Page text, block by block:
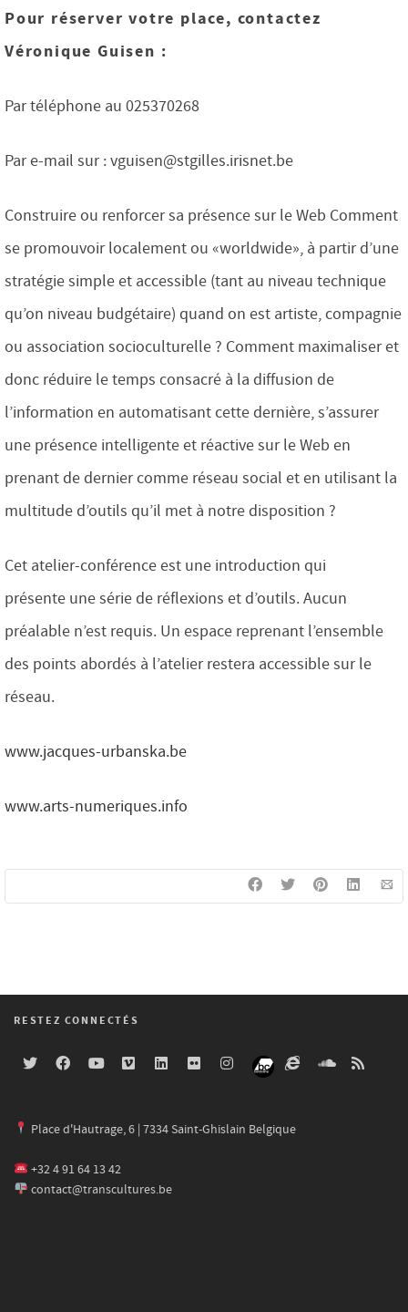
Pour réserver votre place, contactez
Véronique Guisen :
Par téléphone au 025370268
Par e-mail sur : vguisen@stgilles.irisnet.be
Construire ou renforcer sa présence sur le Web Comment
se promouvoir localement ou «worldwide», à partir d’une
stratégie simple et accessible (tant au niveau technique
qu’on niveau budgétaire) quand on est artiste, compagnie
ou association socioculturelle ? Comment maximaliser et
donc réduire le temps consacré à la diffusion de
l’information en automatisant cette dernière, s’assurer
une présence intelligente et réactive sur le Web en
prenant de dernier comme réseau social et en utilisant la
multitude d’outils qu’il met à notre disposition ?
Cet atelier-conférence est une introduction qui
présente une série de réflexions et d’outils. Aucun
préalable n’est requis. Un espace reprenant l’ensemble
des points abordés à l’atelier restera accessible sur le
réseau.
www.jacques-urbanska.be
www.arts-numeriques.info
RESTEZ CONNECTÉS
Place d'Hautrage, 6 | 7334 Saint-Ghislain Belgique
+32 4 91 64 13 42
contact@transcultures.be